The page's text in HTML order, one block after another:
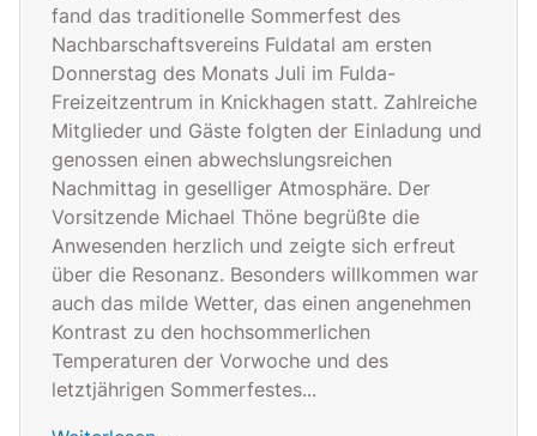
fand das traditionelle Sommerfest des
Nachbarschaftsvereins Fuldatal am ersten
Donnerstag des Monats Juli im Fulda-
Freizeitzentrum in Knickhagen statt. Zahlreiche
Mitglieder und Gäste folgten der Einladung und
genossen einen abwechslungsreichen
Nachmittag in geselliger Atmosphäre. Der
Vorsitzende Michael Thöne begrüßte die
Anwesenden herzlich und zeigte sich erfreut
über die Resonanz. Besonders willkommen war
auch das milde Wetter, das einen angenehmen
Kontrast zu den hochsommerlichen
Temperaturen der Vorwoche und des
letztjährigen Sommerfestes...